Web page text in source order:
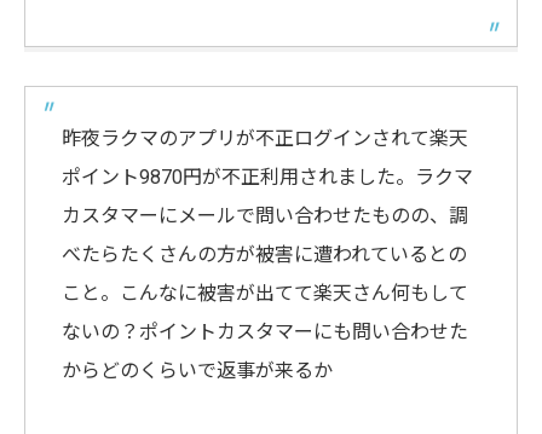
昨夜ラクマのアプリが不正ログインされて楽天
ポイント9870円が不正利用されました。ラクマ
カスタマーにメールで問い合わせたものの、調
べたらたくさんの方が被害に遭われているとの
こと。こんなに被害が出てて楽天さん何もして
ないの？ポイントカスタマーにも問い合わせた
からどのくらいで返事が来るか